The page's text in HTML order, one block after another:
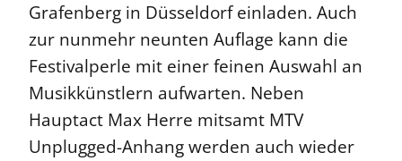
Grafenberg in Düsseldorf einladen. Auch
zur nunmehr neunten Auflage kann die
Festivalperle mit einer feinen Auswahl an
Musikkünstlern aufwarten. Neben
Hauptact Max Herre mitsamt MTV
Unplugged-Anhang werden auch wieder